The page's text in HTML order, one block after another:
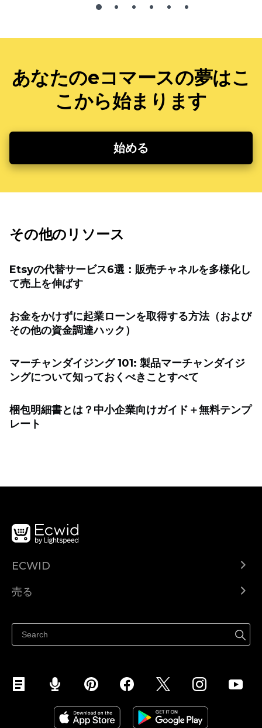
あなたのeコマースの夢はこ
こから始まります
始める
その他のリソース
Etsyの代替サービス6選：販売チャネルを多様化し
て売上を伸ばす
お金をかけずに起業ローンを取得する方法（および
その他の資金調達ハック）
マーチャンダイジング 101: 製品マーチャンダイジ
ングについて知っておくべきことすべて
梱包明細書とは？中小企業向けガイド＋無料テンプ
レート
ECWID
ヘルプセンター
売る
Facebookで販売する
Instagramで販売する